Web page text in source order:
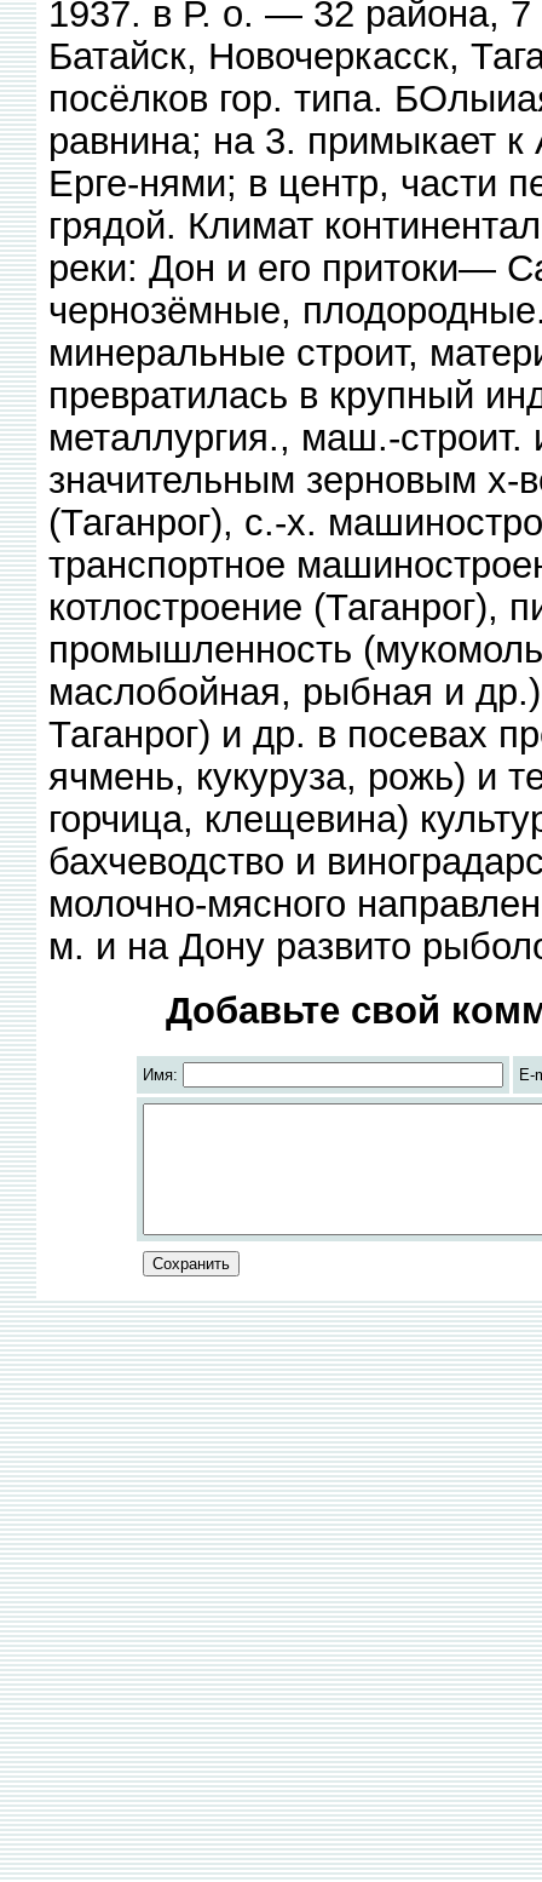
1937. в Р. о. — 32 района, 7
Батайск, Новочеркасск,
посёлков гор. типа.
равнина; на 3. примыкает
Ерге-нями; в центр, части
грядой. Климат
реки: Дон и его притоки—
чернозёмные,
минеральные строит,
превратилась в крупный
металлургия., маш.-
значительным зерновым х-
(Таганрог), с.-х.
транспортное
котлостроение (Таганрог),
промышленность
маслобойная, рыбная и
Таганрог) и др. в посевах
ячмень, кукуруза, рожь) и
горчица, клещевина)
бахчеводство и
молочно-мясного
м. и на Дону развито
Добавьте свой
Имя: E-